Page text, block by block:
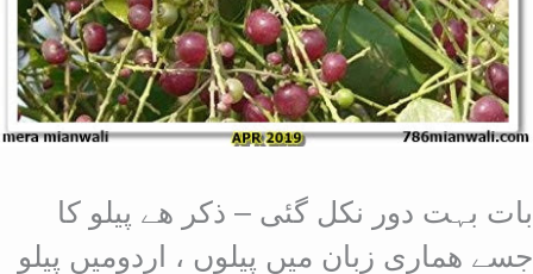
بات بہت دور نکل گئی – ذکر ھے پیلو کا
جسے ھماری زبان میں پیلوں ، اردومیں پیلو